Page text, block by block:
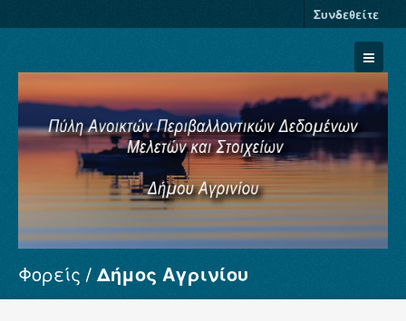
Συνδεθείτε
Σύνολα Δεδομένων
Φορείς
Φορείς Δήμος Αγρινίου